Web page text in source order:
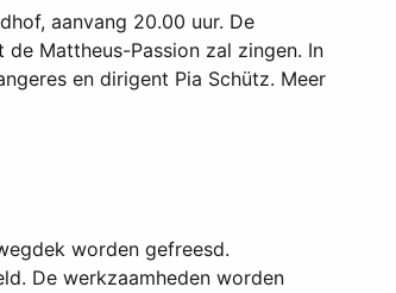
aanvang 20.00 uur. De
Mattheus-Passion zal zingen. In
en dirigent Pia Schütz. Meer
worden gefreesd.
De werkzaamheden worden